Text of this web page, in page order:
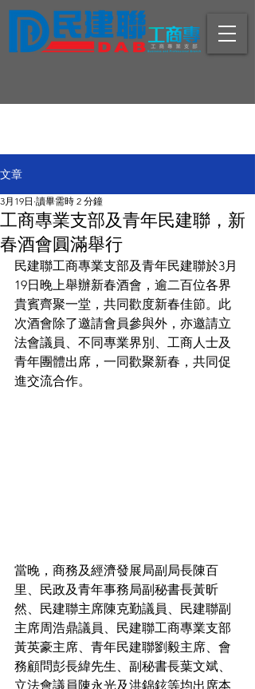
文章
工商專業支部及青年民建聯，新
春酒會圓滿舉行
3月19日 讀畢需時 2 分鐘
民建聯工商專業支部及青年民建聯於3月
19日晚上舉辦新春酒會，逾二百位各界
貴賓齊聚一堂，共同歡度新春佳節。此
次酒會除了邀請會員參與外，亦邀請立
法會議員、不同專業界別、工商人士及
青年團體出席，一同歡聚新春，共同促
進交流合作。
當晚，商務及經濟發展局副局長陳百
里、民政及青年事務局副秘書長黃昕
然、民建聯主席陳克勤議員、民建聯副
主席周浩鼎議員、民建聯工商專業支部
黃英豪主席、青年民建聯劉毅主席、會
務顧問彭長緯先生、副秘書長葉文斌、
立法會議員陳永光及洪錦鉉等均出席本